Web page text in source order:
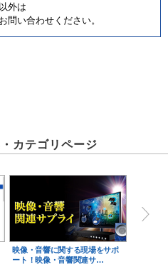
外は
問い合わせください。
カテゴリページ
映像・音響に関する現場をサポ
ート！映像・音響関連サ…